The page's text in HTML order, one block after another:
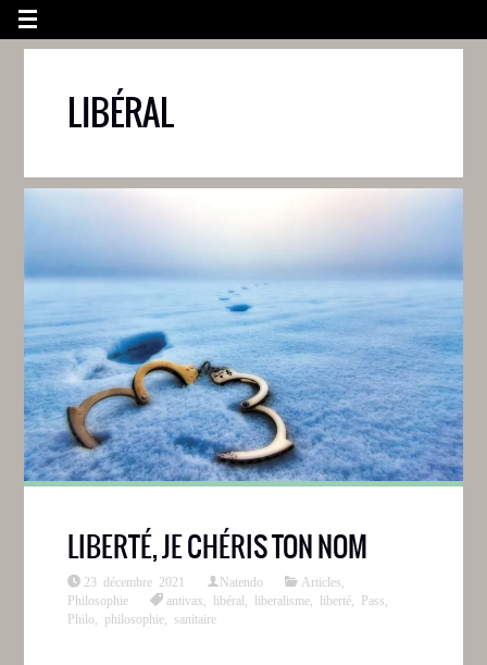
LIBÉRAL
LIBERTÉ, JE CHÉRIS TON NOM
23 décembre 2021 Natendo Articles
Philosophie
antivax libéral liberalisme liberté Pass
Philo
philosophie sanitaire